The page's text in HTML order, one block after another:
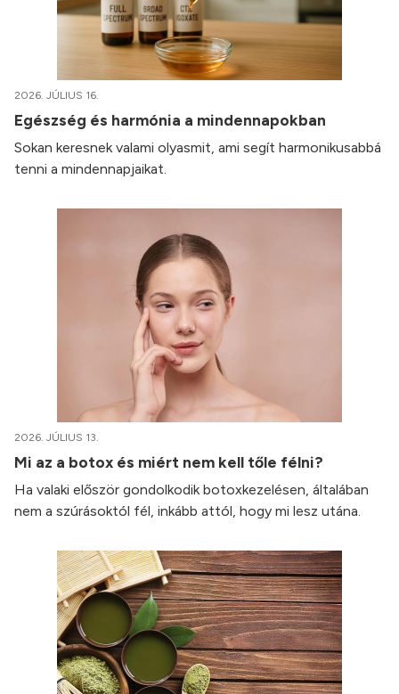
2026. JÚLIUS 16.
Egészség és harmónia a mindennapokban
Sokan keresnek valami olyasmit, ami segít harmonikusabbá
tenni a mindennapjaikat.
2026. JÚLIUS 13.
Mi az a botox és miért nem kell tőle félni?
Ha valaki először gondolkodik botoxkezelésen, általában
nem a szúrásoktól fél, inkább attól, hogy mi lesz utána.